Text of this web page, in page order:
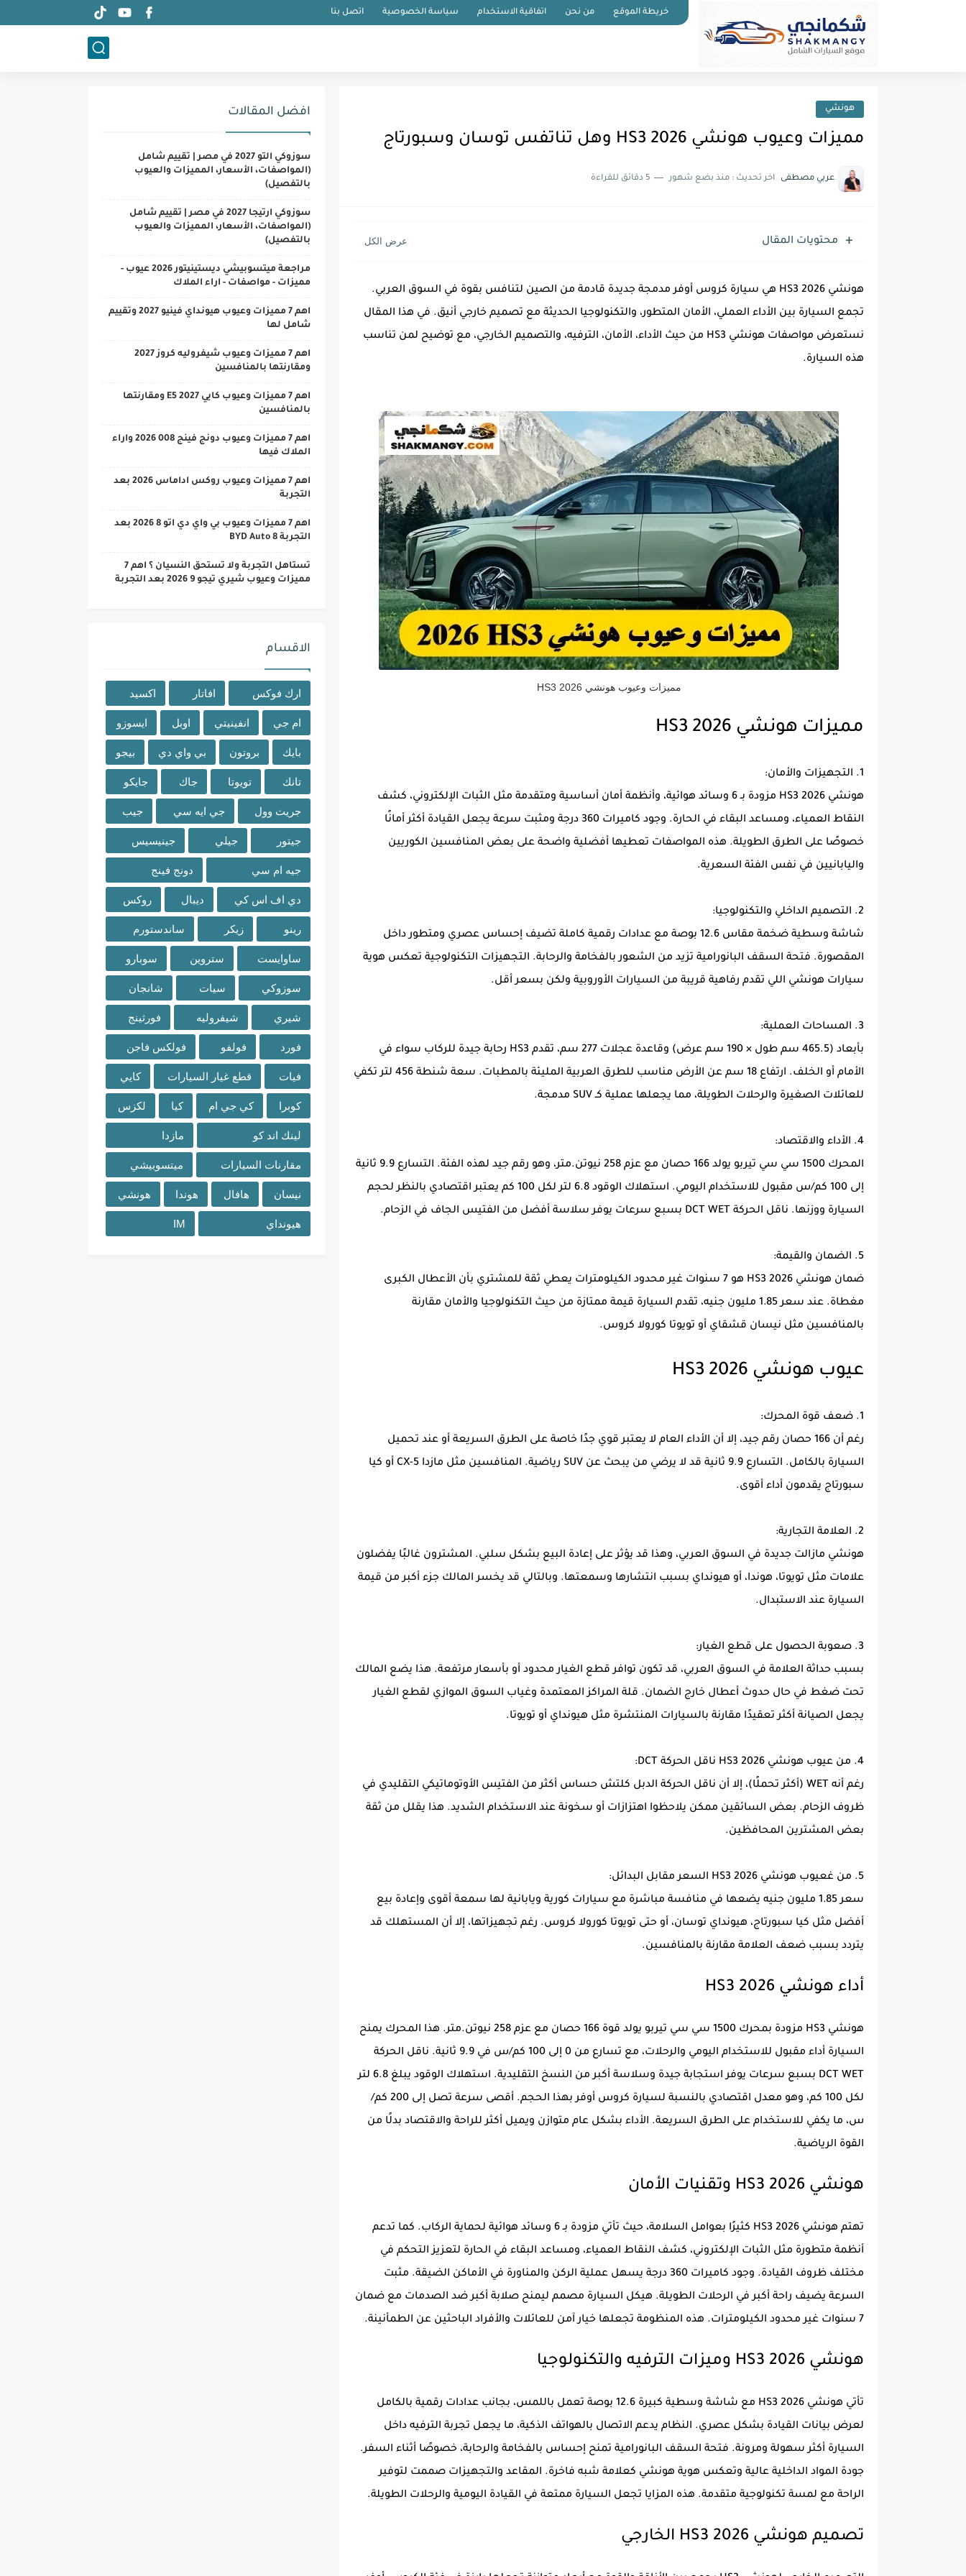
خريطة الموقع من نحن اتفاقية الاستخدام سياسة الخصوصية اتصل بنا
هونشي
مميزات وعيوب هونشي HS3 2026 وهل تناتفس توسان وسبورتاج
عربي مصطفى اخر تحديث : منذ بضع شهور 5 دقائق للقراءة
محتويات المقال
هونشي HS3 2026 هي سيارة كروس أوفر مدمجة جديدة قادمة من الصين لتنافس بقوة في السوق العربي.
تجمع السيارة بين الأداء العملي، الأمان المتطور، والتكنولوجيا الحديثة مع تصميم خارجي أنيق. في هذا المقال
نستعرض مواصفات هونشي HS3 من حيث الأداء، الأمان، الترفيه، والتصميم الخارجي، مع توضيح لمن تناسب
هذه السيارة.
مميزات وعيوب هونشي HS3 2026
مميزات هونشي HS3 2026
1. التجهيزات والأمان:
هونشي HS3 2026 مزودة بـ 6 وسائد هوائية، وأنظمة أمان أساسية ومتقدمة مثل الثبات الإلكتروني، كشف
النقاط العمياء، ومساعد البقاء في الحارة. وجود كاميرات 360 درجة ومثبت سرعة يجعل القيادة أكثر أمانًا
خصوصًا على الطرق الطويلة. هذه المواصفات تعطيها أفضلية واضحة على بعض المنافسين الكوريين
واليابانيين في نفس الفئة السعرية.
2. التصميم الداخلي والتكنولوجيا:
شاشة وسطية ضخمة مقاس 12.6 بوصة مع عدادات رقمية كاملة تضيف إحساس عصري ومتطور داخل
المقصورة. فتحة السقف البانورامية تزيد من الشعور بالفخامة والرحابة. التجهيزات التكنولوجية تعكس هوية
سيارات هونشي اللي تقدم رفاهية قريبة من السيارات الأوروبية ولكن بسعر أقل.
3. المساحات العملية:
بأبعاد (465.5 سم طول × 190 سم عرض) وقاعدة عجلات 277 سم، تقدم HS3 رحابة جيدة للركاب سواء في
الأمام أو الخلف. ارتفاع 18 سم عن الأرض مناسب للطرق العربية المليئة بالمطبات. سعة شنطة 456 لتر تكفي
للعائلات الصغيرة والرحلات الطويلة، مما يجعلها عملية كـ SUV مدمجة.
4. الأداء والاقتصاد:
المحرك 1500 سي سي تيربو يولد 166 حصان مع عزم 258 نيوتن.متر، وهو رقم جيد لهذه الفئة. التسارع 9.9 ثانية
إلى 100 كم/س مقبول للاستخدام اليومي. استهلاك الوقود 6.8 لتر لكل 100 كم يعتبر اقتصادي بالنظر لحجم
السيارة ووزنها. ناقل الحركة DCT WET بسبع سرعات يوفر سلاسة أفضل من الفتيس الجاف في الزحام.
5. الضمان والقيمة:
ضمان هونشي HS3 2026 هو 7 سنوات غير محدود الكيلومترات يعطي ثقة للمشتري بأن الأعطال الكبرى
مغطاة. عند سعر 1.85 مليون جنيه، تقدم السيارة قيمة ممتازة من حيث التكنولوجيا والأمان مقارنة
بالمنافسين مثل نيسان قشقاي أو تويوتا كورولا كروس.
عيوب هونشي HS3 2026
1. ضعف قوة المحرك:
رغم أن 166 حصان رقم جيد، إلا أن الأداء العام لا يعتبر قوي جدًا خاصة على الطرق السريعة أو عند تحميل
السيارة بالكامل. التسارع 9.9 ثانية قد لا يرضي من يبحث عن SUV رياضية. المنافسين مثل مازدا CX-5 أو كيا
سبورتاج يقدمون أداء أقوى.
2. العلامة التجارية:
هونشي مازالت جديدة في السوق العربي، وهذا قد يؤثر على إعادة البيع بشكل سلبي. المشترون غالبًا يفضلون
علامات مثل تويوتا، هوندا، أو هيونداي بسبب انتشارها وسمعتها. وبالتالي قد يخسر المالك جزء أكبر من قيمة
السيارة عند الاستبدال.
3. صعوبة الحصول على قطع الغيار:
بسبب حداثة العلامة في السوق العربي، قد تكون توافر قطع الغيار محدود أو بأسعار مرتفعة. هذا يضع المالك
تحت ضغط في حال حدوث أعطال خارج الضمان. قلة المراكز المعتمدة وغياب السوق الموازي لقطع الغيار
يجعل الصيانة أكثر تعقيدًا مقارنة بالسيارات المنتشرة مثل هيونداي أو تويوتا.
4. من عيوب هونشي HS3 2026 ناقل الحركة DCT:
رغم أنه WET (أكثر تحملًا)، إلا أن ناقل الحركة الدبل كلتش حساس أكثر من الفتيس الأوتوماتيكي التقليدي في
ظروف الزحام. بعض السائقين ممكن يلاحظوا اهتزازات أو سخونة عند الاستخدام الشديد. هذا يقلل من ثقة
بعض المشترين المحافظين.
5. من غعيوب هونشي HS3 2026 السعر مقابل البدائل:
سعر 1.85 مليون جنيه يضعها في منافسة مباشرة مع سيارات كورية ويابانية لها سمعة أقوى وإعادة بيع
أفضل مثل كيا سبورتاج، هيونداي توسان، أو حتى تويوتا كورولا كروس. رغم تجهيزاتها، إلا أن المستهلك قد
يتردد بسبب ضعف العلامة مقارنة بالمنافسين.
أداء هونشي HS3 2026
هونشي HS3 مزودة بمحرك 1500 سي سي تيربو يولد قوة 166 حصان مع عزم 258 نيوتن.متر. هذا المحرك يمنح
السيارة أداء مقبول للاستخدام اليومي والرحلات، مع تسارع من 0 إلى 100 كم/س في 9.9 ثانية. ناقل الحركة
DCT WET بسبع سرعات يوفر استجابة جيدة وسلاسة أكبر من النسخ التقليدية. استهلاك الوقود يبلغ 6.8 لتر
لكل 100 كم، وهو معدل اقتصادي بالنسبة لسيارة كروس أوفر بهذا الحجم. أقصى سرعة تصل إلى 200 كم/
س، ما يكفي للاستخدام على الطرق السريعة. الأداء بشكل عام متوازن ويميل أكثر للراحة والاقتصاد بدلًا من
القوة الرياضية.
هونشي HS3 2026 وتقنيات الأمان
تهتم هونشي HS3 2026 كثيرًا بعوامل السلامة، حيث تأتي مزودة بـ 6 وسائد هوائية لحماية الركاب. كما تدعم
أنظمة متطورة مثل الثبات الإلكتروني، كشف النقاط العمياء، ومساعد البقاء في الحارة لتعزيز التحكم في
مختلف ظروف القيادة. وجود كاميرات 360 درجة يسهل عملية الركن والمناورة في الأماكن الضيقة. مثبت
السرعة يضيف راحة أكبر في الرحلات الطويلة. هيكل السيارة مصمم ليمنح صلابة أكبر ضد الصدمات مع ضمان
7 سنوات غير محدود الكيلومترات. هذه المنظومة تجعلها خيار آمن للعائلات والأفراد الباحثين عن الطمأنينة.
هونشي HS3 2026 وميزات الترفيه والتكنولوجيا
تأتي هونشي HS3 2026 مع شاشة وسطية كبيرة 12.6 بوصة تعمل باللمس، بجانب عدادات رقمية بالكامل
لعرض بيانات القيادة بشكل عصري. النظام يدعم الاتصال بالهواتف الذكية، ما يجعل تجربة الترفيه داخل
السيارة أكثر سهولة ومرونة. فتحة السقف البانورامية تمنح إحساس بالفخامة والرحابة، خصوصًا أثناء السفر.
جودة المواد الداخلية عالية وتعكس هوية هونشي كعلامة شبه فاخرة. المقاعد والتجهيزات صممت لتوفير
الراحة مع لمسة تكنولوجية متقدمة. هذه المزايا تجعل السيارة ممتعة في القيادة اليومية والرحلات الطويلة.
تصميم هونشي HS3 2026 الخارجي
افضل المقالات
سوزوكي التو 2027 في مصر | تقييم شامل
(المواصفات، الأسعار، المميزات والعيوب
بالتفصيل)
سوزوكي ارتيجا 2027 في مصر | تقييم شامل
(المواصفات، الأسعار، المميزات والعيوب
بالتفصيل)
مراجعة ميتسوبيشي ديستينيتور 2026 عيوب -
مميزات - مواصفات - اراء الملاك
اهم 7 مميزات وعيوب هيونداي فينيو 2027 وتقييم
شامل لها
اهم 7 مميزات وعيوب شيفروليه كروز 2027
ومقارنتها بالمنافسين
اهم 7 مميزات وعيوب كايي E5 2027 ومقارنتها
بالمنافسين
اهم 7 مميزات وعيوب دونج فينج 008 2026 واراء
الملاك فيها
اهم 7 مميزات وعيوب روكس اداماس 2026 بعد
التجربة
اهم 7 مميزات وعيوب بي واي دي اتو 8 2026 بعد
التجربة BYD Auto 8
تستاهل التجربة ولا تستحق النسيان ؟ اهم 7
مميزات وعيوب شيري تيجو 9 2026 بعد التجربة
الاقسام
ارك فوكس افاتار اكسيد
ام جي انفينيتي اوبل ايسوزو
بايك بروتون بي واي دي بيجو
تانك تويوتا جاك جايكو
جريت وول جي ايه سي جيب
جيتور جيلي جينيسيس
جيه ام سي دونج فينج
دي اف اس كي ديبال روكس
رينو زيكر ساندستورم
ساوايست ستروين سوبارو
سوزوكي سيات شانجان
شيري شيفروليه فورثينج
فورد فولفو فولكس فاجن
فيات قطع غيار السيارات كايي
كوبرا كي جي ام كيا لكزس
لينك اند كو مازدا
مقارنات السيارات ميتسوبيشي
نيسان هافال هوندا هونشي
هيونداي IM